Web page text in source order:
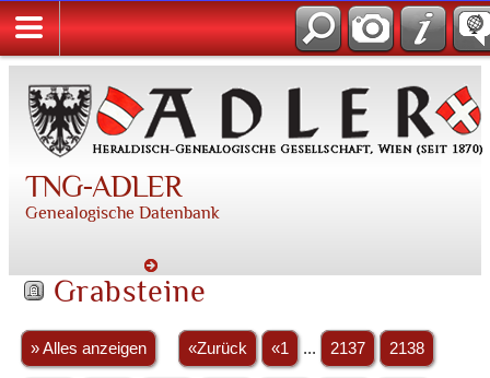
TNG-ADLER
Genealogische Datenbank
Grabsteine
» Alles anzeigen «Zurück «1 ... 2137 2138